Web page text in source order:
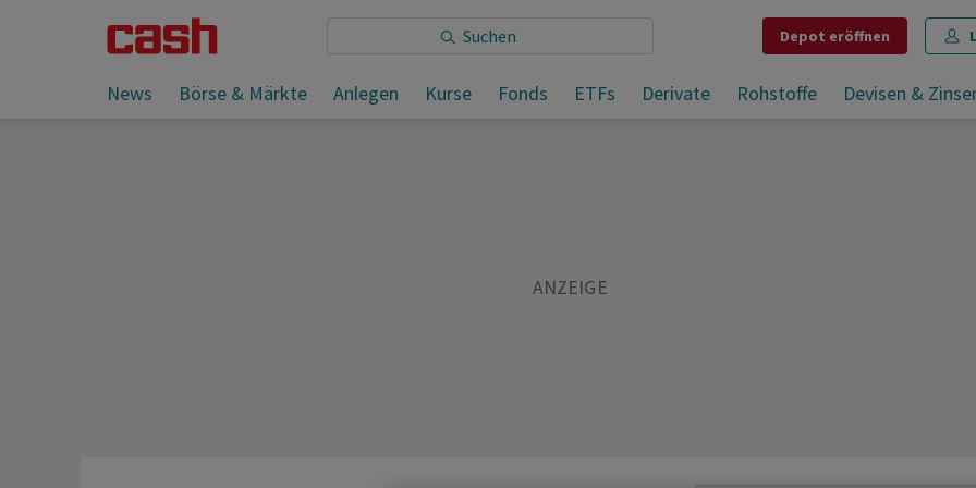
Depot eröffnen
News Börse & Märkte Anlegen Kurse Fonds ETFs Derivate Rohstoffe Devisen &
Sie lesen: G7: Iran-Deal bietet «historische Chance»
Teilen Merken Drucken Kommentare